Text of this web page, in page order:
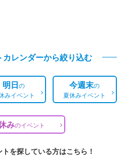
レンダーから絞り込む
明日の
みイベント
今週末の
夏休みイベント
みのイベント
を探している方はこちら！